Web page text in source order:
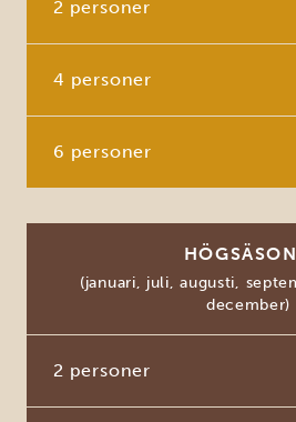
2 personer
4 personer
6 personer
(januari, juli, augusti,
december)
2 personer